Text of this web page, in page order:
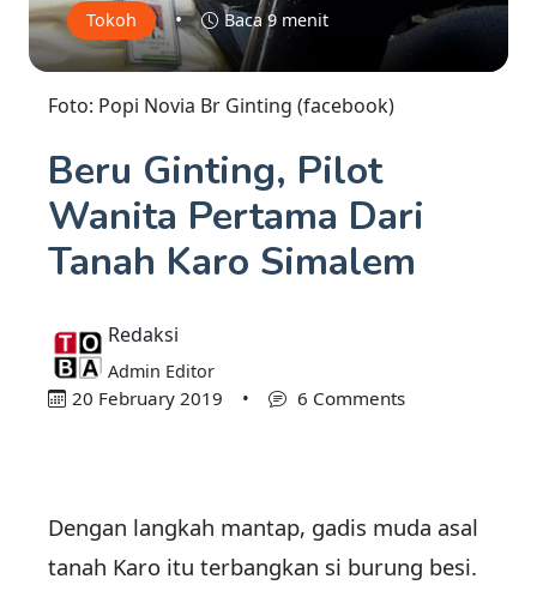
Tokoh • Baca 9 menit
Foto: Popi Novia Br Ginting (facebook)
Beru Ginting, Pilot
Wanita Pertama Dari
Tanah Karo Simalem
Redaksi
Admin Editor
20 February 2019 • 6 Comments
Dengan langkah mantap, gadis muda asal
tanah Karo itu terbangkan si burung besi.